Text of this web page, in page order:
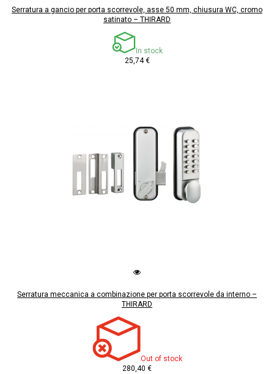
Serratura a gancio per porta scorrevole, asse 50 mm, chiusura WC, cromo
satinato – THIRARD
In stock
25,74 €
Serratura meccanica a combinazione per porta scorrevole da interno –
THIRARD
Out of stock
280,40 €